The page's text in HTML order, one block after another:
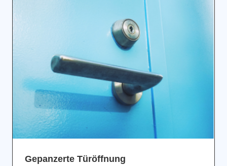
Gepanzerte Türöffnung